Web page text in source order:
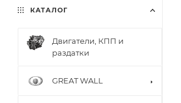
КАТАЛОГ
Двигатели, КПП и
раздатки
GREAT WALL